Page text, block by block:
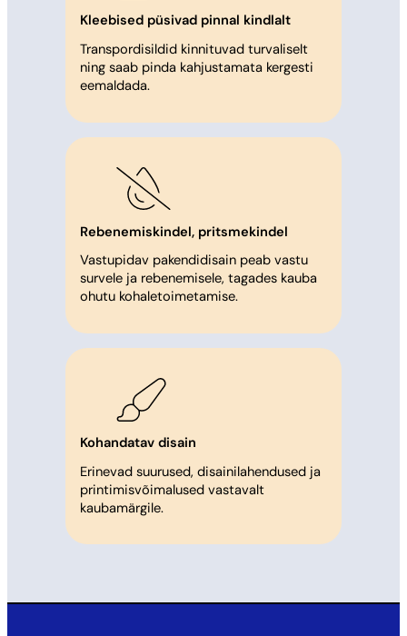
Kleebised püsivad pinnal kindlalt
Transpordisildid kinnituvad turvaliselt
ning saab pinda kahjustamata kergesti
eemaldada.
Rebenemiskindel, pritsmekindel
Vastupidav pakendidisain peab vastu
survele ja rebenemisele, tagades kauba
ohutu kohaletoimetamise.
Kohandatav disain
Erinevad suurused, disainilahendused ja
printimisvõimalused vastavalt
kaubamärgile.